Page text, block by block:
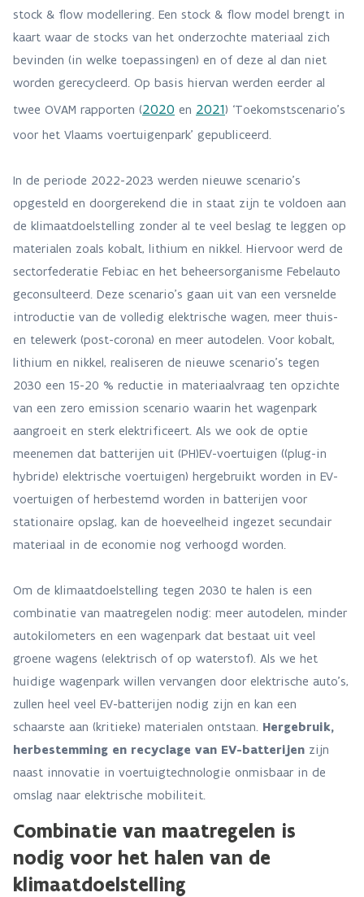
stock & flow modellering. Een stock & flow model brengt in
kaart waar de stocks van het onderzochte materiaal zich
bevinden (in welke toepassingen) en of deze al dan niet
worden gerecycleerd. Op basis hiervan werden eerder al
twee OVAM rapporten (2020 en 2021) ‘Toekomstscenario’s
voor het Vlaams voertuigenpark’ gepubliceerd.
In de periode 2022-2023 werden nieuwe scenario’s
opgesteld en doorgerekend die in staat zijn te voldoen aan
de klimaatdoelstelling zonder al te veel beslag te leggen op
materialen zoals kobalt, lithium en nikkel. Hiervoor werd de
sectorfederatie Febiac en het beheersorganisme Febelauto
geconsulteerd. Deze scenario’s gaan uit van een versnelde
introductie van de volledig elektrische wagen, meer thuis-
en telewerk (post-corona) en meer autodelen. Voor kobalt,
lithium en nikkel, realiseren de nieuwe scenario’s tegen
2030 een 15-20 % reductie in materiaalvraag ten opzichte
van een zero emission scenario waarin het wagenpark
aangroeit en sterk elektrificeert. Als we ook de optie
meenemen dat batterijen uit (PH)EV-voertuigen ((plug-in
hybride) elektrische voertuigen) hergebruikt worden in EV-
voertuigen of herbestemd worden in batterijen voor
stationaire opslag, kan de hoeveelheid ingezet secundair
materiaal in de economie nog verhoogd worden.
Om de klimaatdoelstelling tegen 2030 te halen is een
combinatie van maatregelen nodig: meer autodelen, minder
autokilometers en een wagenpark dat bestaat uit veel
groene wagens (elektrisch of op waterstof). Als we het
huidige wagenpark willen vervangen door elektrische auto’s,
zullen heel veel EV-batterijen nodig zijn en kan een
schaarste aan (kritieke) materialen ontstaan. Hergebruik,
herbestemming en recyclage van EV-batterijen zijn
naast innovatie in voertuigtechnologie onmisbaar in de
omslag naar elektrische mobiliteit.
Combinatie van maatregelen is
nodig voor het halen van de
klimaatdoelstelling